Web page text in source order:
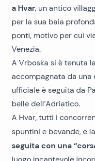
a Hvar, un antico
per la sua baia
ponti, motivo per cui
Venezia.
A Vrboska si è tenuta
accompagnata da una
ufficiale è seguita da
belle dell’Adriatico.
A Hvar, tutti i
spuntini e bevande, e
seguita con una